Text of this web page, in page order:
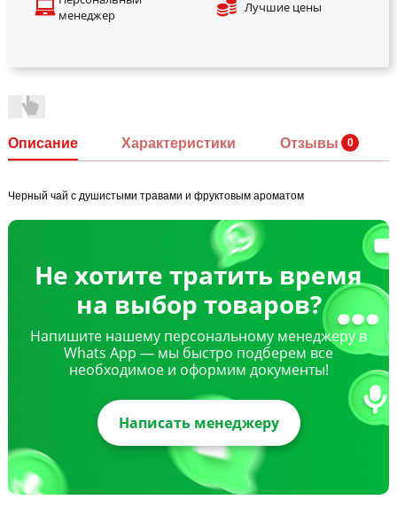
менеджер
Лучшие цены
Описание Характеристики Отзывы
Черный чай с душистыми травами и фруктовым ароматом
Не хотите тратить время
на выбор товаров?
Напишите нашему персональному менеджеру в
Whats App — мы быстро подберем все
необходимое и оформим документы!
Написать менеджеру